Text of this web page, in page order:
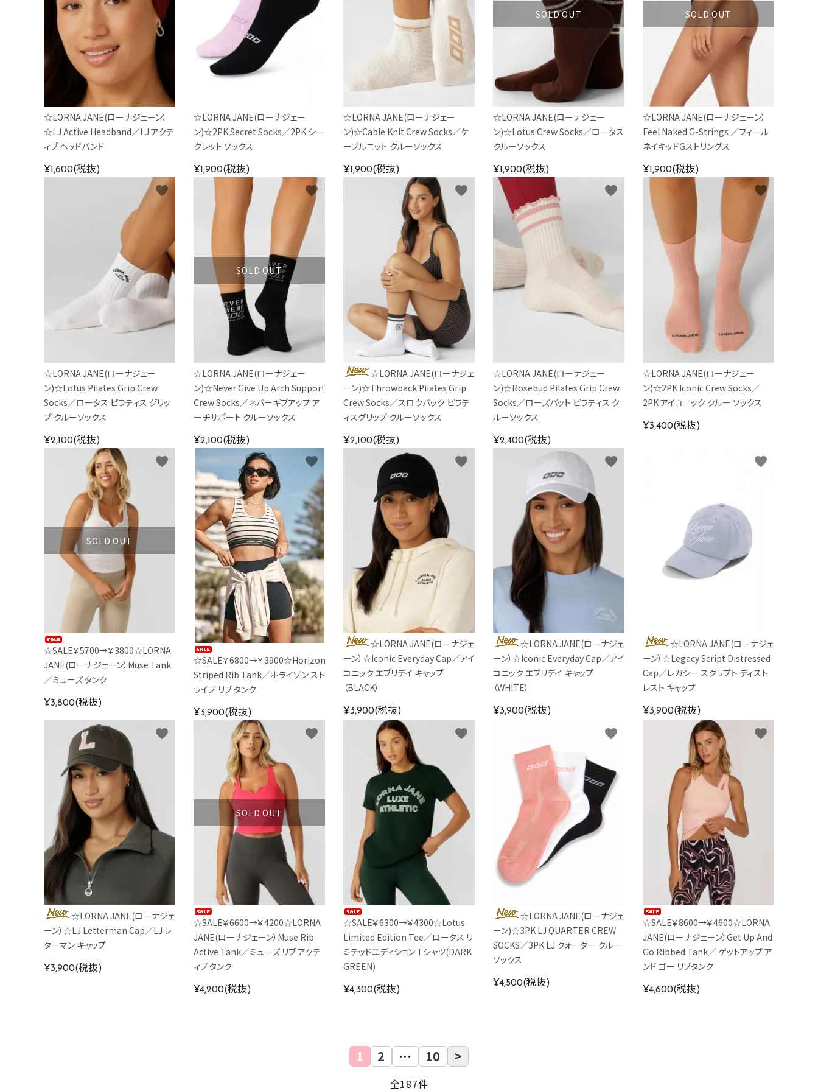
カラーから探す
INFORMATIOM
☆LORNA JANE(ローナジェーン）
☆LJ Active Headband／LJ アクテ
ィブ ヘッドバンド
¥1,600(税抜)
☆LORNA JANE(ローナジェー
ン)☆2PK Secret Socks／2PK シー
クレット ソックス
¥1,900(税抜)
☆LORNA JANE(ローナジェー
ン)☆Cable Knit Crew Socks／ケ
ーブルニット クルーソックス
¥1,900(税抜)
SOLD OUT
☆LORNA JANE(ローナジェー
ン)☆Lotus Crew Socks／ロータス
クルーソックス
¥1,900(税抜)
SOLD OUT
☆LORNA JANE(ローナジェーン）
Feel Naked G-Strings ／フィール
ネイキッドGストリングス
¥1,900(税抜)
☆LORNA JANE(ローナジェー
ン)☆Lotus Pilates Grip Crew
Socks／ロータス ピラティス グリッ
プ クルーソックス
¥2,100(税抜)
favorite
SOLD OUT
☆LORNA JANE(ローナジェー
ン)☆Never Give Up Arch Support
Crew Socks／ネバーギブアップ ア
ーチサポート クルーソックス
¥2,100(税抜)
favorite
☆LORNA JANE(ローナジェ
ーン)☆Throwback Pilates Grip
Crew Socks／スロウバック ピラテ
ィスグリップ クルーソックス
¥2,100(税抜)
favorite
☆LORNA JANE(ローナジェー
ン)☆Rosebud Pilates Grip Crew
Socks／ローズバット ピラティス ク
ルーソックス
¥2,400(税抜)
favorite
☆LORNA JANE(ローナジェー
ン)☆2PK Iconic Crew Socks／
2PK アイコニック クルー ソックス
¥3,400(税抜)
favorite
SOLD OUT
☆SALE￥5700→￥3800☆LORNA
JANE(ローナジェーン）Muse Tank
／ミューズ タンク
¥3,800(税抜)
favorite
☆SALE￥6800→￥3900☆Horizon
Striped Rib Tank／ホライゾン スト
ライプ リブ タンク
¥3,900(税抜)
favorite
☆LORNA JANE(ローナジェ
ーン）☆Iconic Everyday Cap／アイ
コニック エブリデイ キャップ
（BLACK）
¥3,900(税抜)
favorite
☆LORNA JANE(ローナジェ
ーン）☆Iconic Everyday Cap／アイ
コニック エブリデイ キャップ
（WHITE）
¥3,900(税抜)
favorite
☆LORNA JANE(ローナジェ
ーン）☆Legacy Script Distressed
Cap／レガシー スクリプト ディスト
レスト キャップ
¥3,900(税抜)
favorite
☆LORNA JANE(ローナジェ
ーン）☆LJ Letterman Cap／LJ レ
ターマン キャップ
¥3,900(税抜)
favorite
SOLD OUT
☆SALE￥6600→￥4200☆LORNA
JANE(ローナジェーン）Muse Rib
Active Tank／ミューズ リブ アクテ
ィブ タンク
¥4,200(税抜)
favorite
☆SALE￥6300→￥4300☆Lotus
Limited Edition Tee／ロータス リ
ミテッドエディション Tシャツ(DARK
GREEN)
¥4,300(税抜)
favorite
☆LORNA JANE(ローナジェ
ーン)☆3PK LJ QUARTER CREW
SOCKS／3PK LJ クォーター クルー
ソックス
¥4,500(税抜)
favorite
☆SALE￥8600→￥4600☆LORNA
JANE(ローナジェーン）Get Up And
Go Ribbed Tank／ ゲットアップ ア
ンド ゴー リブタンク
¥4,600(税抜)
favorite
1 2 … 10 >
全187件